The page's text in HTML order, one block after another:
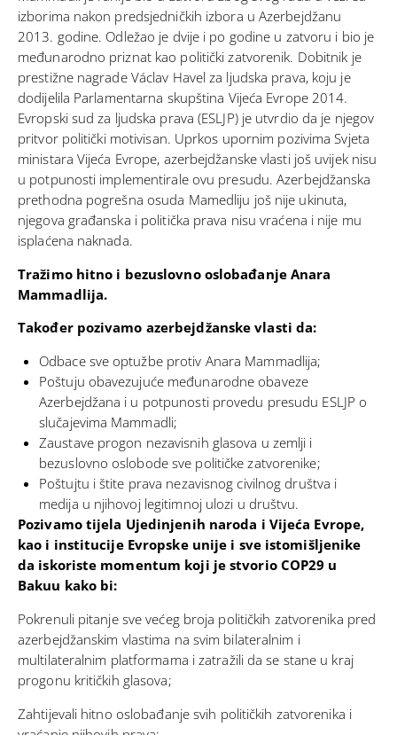
izborima nakon predsjedničkih izbora u Azerbejdžanu
2013. godine. Odležao je dvije i po godine u zatvoru i bio je
međunarodno priznat kao politički zatvorenik. Dobitnik je
prestižne nagrade Václav Havel za ljudska prava, koju je
dodijelila Parlamentarna skupština Vijeća Evrope 2014.
Evropski sud za ljudska prava (ESLJP) je utvrdio da je njegov
pritvor politički motivisan. Uprkos upornim pozivima Svjeta
ministara Vijeća Evrope, azerbejdžanske vlasti još uvijek nisu
u potpunosti implementirale ovu presudu. Azerbejdžanska
prethodna pogrešna osuda Mamedliju još nije ukinuta,
njegova građanska i politička prava nisu vraćena i nije mu
isplaćena naknada.
Tražimo hitno i bezuslovno oslobađanje Anara
Mammadlija.
Također pozivamo azerbejdžanske vlasti da:
Odbace sve optužbe protiv Anara Mammadlija;
Poštuju obavezujuće međunarodne obaveze
Azerbejdžana i u potpunosti provedu presudu ESLJP o
slučajevima Mammadli;
Zaustave progon nezavisnih glasova u zemlji i
bezuslovno oslobode sve političke zatvorenike;
Poštujtu i štite prava nezavisnog civilnog društva i
medija u njihovoj legitimnoj ulozi u društvu.
Pozivamo tijela Ujedinjenih naroda i Vijeća Evrope,
kao i institucije Evropske unije i sve istomišljenike
da iskoriste momentum koji je stvorio COP29 u
Bakuu kako bi:
Pokrenuli pitanje sve većeg broja političkih zatvorenika pred
azerbejdžanskim vlastima na svim bilateralnim i
multilateralnim platformama i zatražili da se stane u kraj
progonu kritičkih glasova;
Zahtijevali hitno oslobađanje svih političkih zatvorenika i